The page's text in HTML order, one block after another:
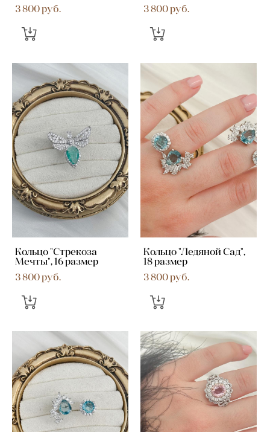
3 800 pуб.
3 800 pуб.
Кольцо "Стрекоза
Мечты", 16 размер
3 800 pуб.
Кольцо "Ледяной Сад",
18 размер
3 800 pуб.